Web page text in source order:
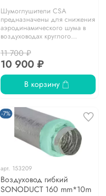
Шумоглушители CSA
предназначены для снижения
аэpодинамического шума в
воздуховодах круглого...
11 700 ₽
10 900 ₽
В корзину
-7%
арт. 153209
Воздуховод гибкий
SONODUCT 160 mm*10m